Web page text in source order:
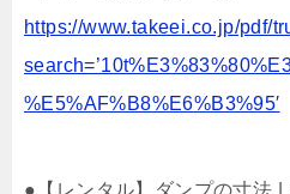
https://www.takeei.co.jp/pdf/
%E5%AF%B8%E6%B3%95′
●【レンタル】ダンプの寸法 |